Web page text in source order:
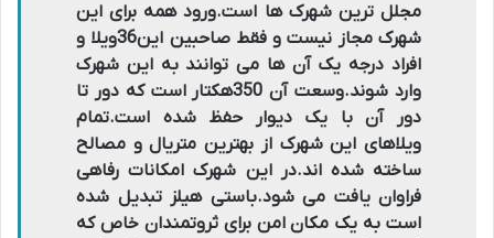
مجلل ترین شهرک ها است.ورود همه برای این
شهرک مجاز نیست و فقط صاحبین این36ویلا و
افراد درجه یک آن ها می توانند به این شهرک
وارد شوند.وسعت آن 350هکتار است که دور تا
دور آن با یک دیوار حفظ شده است.تمام
ویلاهای این شهرک از بهترین متریال و مصالح
ساخته شده اند.در این شهرک امکانات رفاهی
فراوان یافت می شود.باستی هیلز تبدیل شده
است به یک مکان امن برای ثروتمندان خاص که